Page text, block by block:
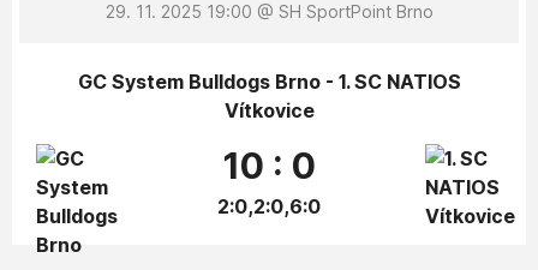
29. 11. 2025 19:00 @ SH SportPoint Brno
GC System Bulldogs Brno - 1. SC NATIOS
Vítkovice
10 : 0
2:0,2:0,6:0